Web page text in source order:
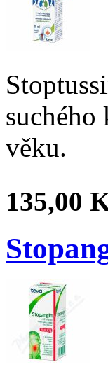
suchého
věku.
135,00